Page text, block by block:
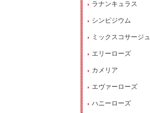
ラナンキュラス
シンピジウム
ミックスコサージュ
エリーローズ
カメリア
エヴァーローズ
ハニーローズ